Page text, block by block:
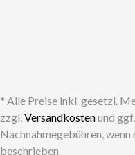
* Alle Preise inkl. gesetzl.
zzgl.Versandkostenund ggf.
Nachnahmegebühren, wenn
beschrieben